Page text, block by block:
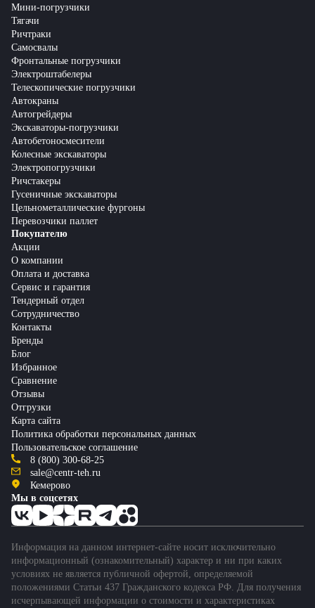
Мини-погрузчики
Тягачи
Ричтраки
Самосвалы
Фронтальные погрузчики
Электроштабелеры
Телескопические погрузчики
Автокраны
Автогрейдеры
Экскаваторы-погрузчики
Автобетоносмесители
Колесные экскаваторы
Электропогрузчики
Ричстакеры
Гусеничные экскаваторы
Цельнометаллические фургоны
Перевозчики паллет
Покупателю
Акции
О компании
Оплата и доставка
Сервис и гарантия
Тендерный отдел
Сотрудничество
Контакты
Бренды
Блог
Избранное
Сравнение
Отзывы
Отгрузки
Карта сайта
Политика обработки персональных данных
Пользовательское соглашение
8 (800) 300-68-25
sale@centr-teh.ru
Кемерово
Мы в соцсетях
Информация на данном интернет-сайте носит исключительно
информационный (ознакомительный) характер и ни при каких
условиях не является публичной офертой, определяемой
положениями Статьи 437 Гражданского кодекса РФ. Для получения
исчерпывающей информации о стоимости и характеристиках